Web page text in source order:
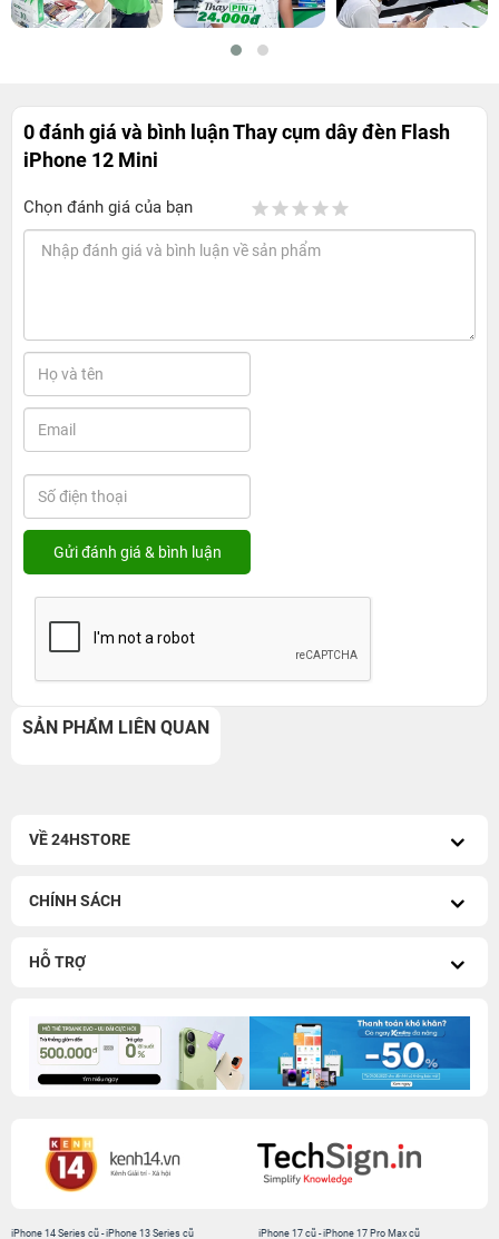
0 đánh giá và bình luậnThay cụm dây đèn Flash
iPhone 12 Mini
Chọn đánh giá của bạn
SẢN PHẨM LIÊN QUAN
VỀ 24HSTORE
CHÍNH SÁCH
HỖ TRỢ
iPhone 14 Series cũ -iPhone 13 Series cũ
iPhone 17 cũ-iPhone 17 Pro Max cũ